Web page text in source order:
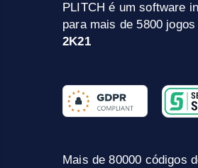
PLITCH é um software
para mais de 5800
2K21
Mais de 80000 códigos